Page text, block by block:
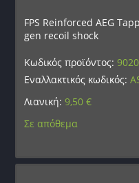
FPS Reinforced AEG
gen recoil shock
Κωδικός προϊόντος:
Εναλλακτικός κωδικός:
Λιανική:9,50€
Σε απόθεμα